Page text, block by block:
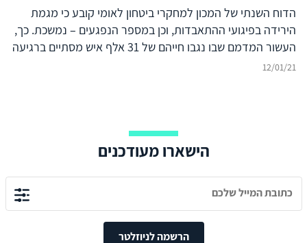
הדוח השנתי של המכון למחקרי ביטחון לאומי קובע כי מגמת
הירידה בפיגועי ההתאבדות, וכן במספר הנפגעים – נמשכת. כך,
העשור המדמם שבו נגבו חייהם של 31 אלף איש מסתיים ברגיעה
יחסית - אך האם המגמה תימשך גם בעשור השלישי של המאה
12/01/21
הישארו מעודכנים
הרשמה לניוזלטר